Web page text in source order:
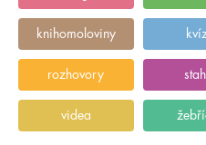
knihomoloviny
rozhovory
videa